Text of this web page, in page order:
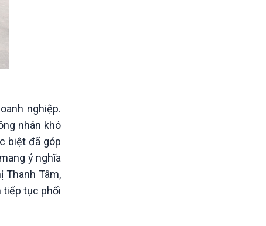
nghiệp.
nhân khó
biệt đã góp
ý nghĩa
Thanh Tâm,
tiếp tục phối